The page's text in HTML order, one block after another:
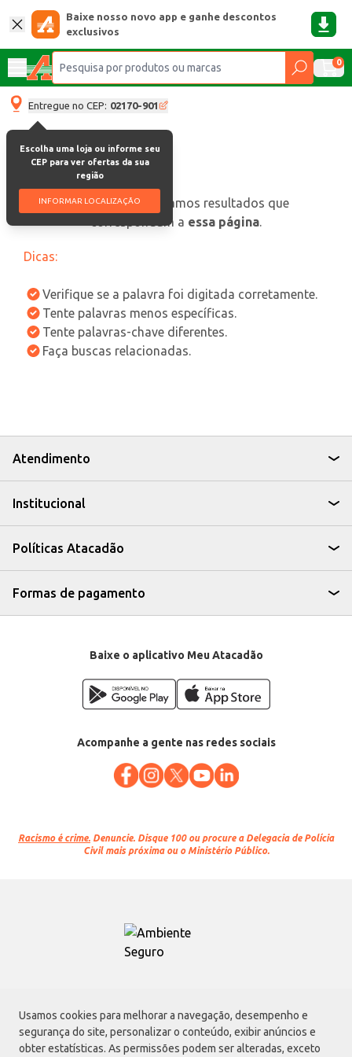
Usamos cookies para melhorar a navegação, desempenho e
segurança do site, personalizar o conteúdo, exibir anúncios e
obter estatísticas. As permissões podem ser alteradas, exceto
Baixe nosso novo app e ganhe descontos
exclusivos
0
Entregue no CEP: 02170-901
Escolha uma loja ou informe seu
CEP para ver ofertas da sua
região
INFORMAR LOCALIZAÇÃO
oops, não encontramos resultados que
correspondam a essa página.
Dicas:
Verifique se a palavra foi digitada corretamente.
Tente palavras menos específicas.
Tente palavras-chave diferentes.
Faça buscas relacionadas.
Atendimento
Institucional
Políticas Atacadão
Formas de pagamento
Baixe o aplicativo Meu Atacadão
Acompanhe a gente nas redes sociais
Racismo é crime. Denuncie. Disque 100 ou procure a Delegacia de Polícia
Civil mais próxima ou o Ministério Público.
Atacadão S.A.
Avenida Morvan Dias de Figueiredo, 6169, Vila Maria, São Paulo - SP | CEP
02170-901 | CNPJ: 75.315.333/0001-09